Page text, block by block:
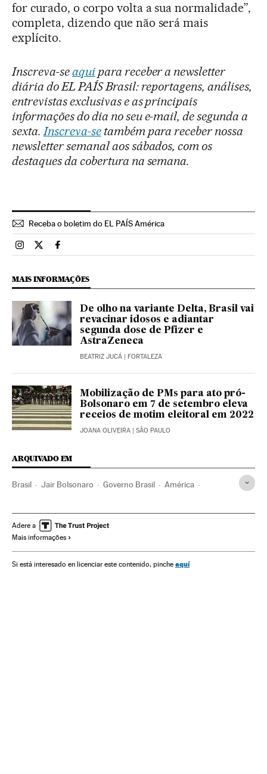
for curado, o corpo volta a sua normalidade”,
completa, dizendo que não será mais
explícito.
Inscreva-seaquipara receber a newsletter
diária do EL PAÍS Brasil: reportagens, análises,
entrevistas exclusivas e as principais
informações do dia no seu e-mail, de segunda a
sexta. Inscreva-setambém para receber nossa
newsletter semanal aos sábados, com os
destaques da cobertura na semana.
Receba o boletim do EL PAÍS América
Brasil El País Brasil en Instagram
Brasil El País Brasil en Twitter
Brasil El País Brasil en Facebook
MAIS INFORMAÇÕES
De olho na variante Delta, Brasil vai
revacinar idosos e adiantar
segunda dose de Pfizer e
AstraZeneca
BEATRIZ JUCÁ | FORTALEZA
Mobilização de PMs para ato pró-
Bolsonaro em 7 de setembro eleva
receios de motim eleitoral em 2022
JOANA OLIVEIRA | SÃO PAULO
ARQUIVADO EM
Brasil Jair Bolsonaro Governo Brasil América
Alexandre de Moraes Senado Federal
Protestos sociais
Adere a
Mais informações
Si está interesado en licenciar este contenido, pinche aquí